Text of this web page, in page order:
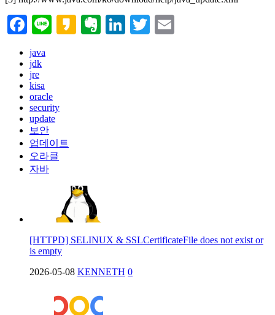
Facebook
LineKakaoEvernote
LinkedIn
Twitter
java
jdk
jre
kisa
oracle
security
update
보안
업데이트
오라클
자바
[HTTPD] SELINUX & SSLCertificateFile does not exist or
is empty
2026-05-08 KENNETH 0